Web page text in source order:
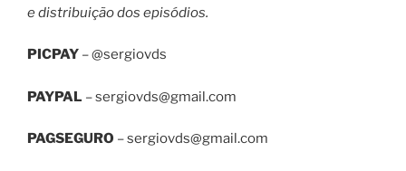
e distribuição dos episódios.
PICPAY – @sergiovds
PAYPAL –sergiovds@gmail.com
PAGSEGURO –sergiovds@gmail.com